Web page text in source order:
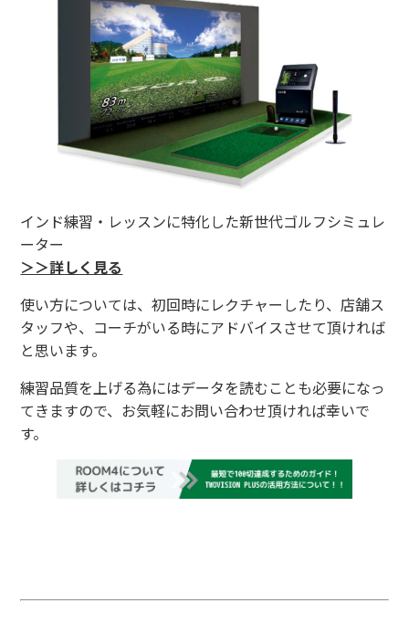
インド練習・レッスンに特化した新世代ゴルフシミュレ
ーター
＞＞詳しく見る
使い方については、初回時にレクチャーしたり、店舗ス
タッフや、コーチがいる時にアドバイスさせて頂ければ
と思います。
練習品質を上げる為にはデータを読むことも必要になっ
てきますので、お気軽にお問い合わせ頂ければ幸いで
す。